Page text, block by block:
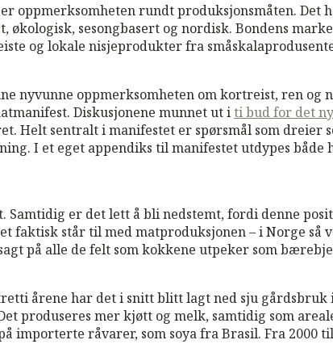
oppmerksomheten rundt produksjonsmåten.
sesongbasert og nordisk. Bondens
og lokale nisjeprodukter fra
nyvunne oppmerksomheten om kortreist, ren og
Diskusjonene munnet ut iti bud for det
Helt sentralt i manifestet er spørsmål som dreier
I et eget appendiks til manifestet utdypes både
er det lett å bli nedstemt, fordi denne
står til med matproduksjonen – i Norge så
på alle de felt som kokkene utpeker som
årene har det i snitt blitt lagt ned sju
produseres mer kjøtt og melk, samtidig som
importerte råvarer, som soya fra Brasil. Fra